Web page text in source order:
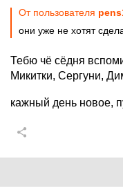
От пользователя
они уже не хотят
Тебю чё сёдня
Микитки, Сергуни,
кажный день новое,